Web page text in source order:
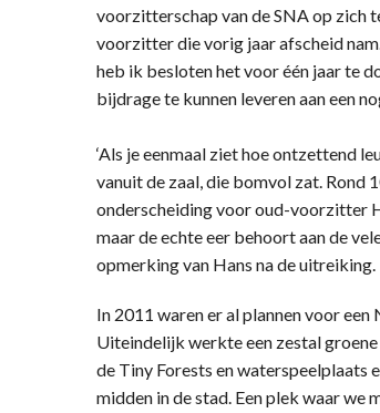
voorzitterschap van de SNA op zich
voorzitter die vorig jaar afscheid nam.
heb ik besloten het voor één jaar te
bijdrage te kunnen leveren aan een
‘Als je eenmaal ziet hoe ontzettend
vanuit de zaal, die bomvol zat. Rond
onderscheiding voor oud-voorzitter
maar de echte eer behoort aan de
opmerking van Hans na de uitreiking.
In 2011 waren er al plannen voor
Uiteindelijk werkte een zestal
de Tiny Forests en waterspeelplaats
midden in de stad. Een plek waar we